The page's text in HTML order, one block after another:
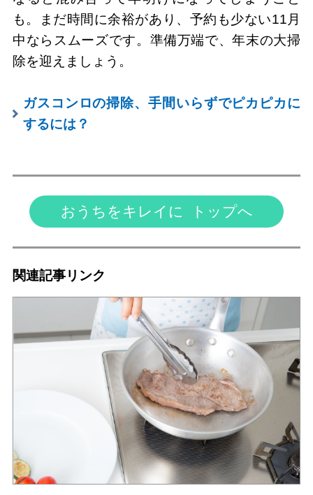
も。まだ時間に余裕があり、予約も少ない11月
中ならスムーズです。準備万端で、年末の大掃
除を迎えましょう。
ガスコンロの掃除、手間いらずでピカピカに
するには？
おうちをキレイに トップへ
関連記事リンク